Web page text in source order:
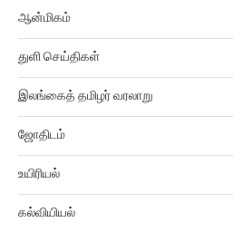
ஆன்மிகம்
துளி செய்திகள்
இலங்கைத் தமிழர் வரலாறு
ஜோதிடம்
உயிரியல்
கல்வியியல்